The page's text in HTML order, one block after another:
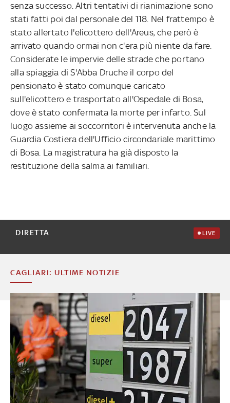
senza successo. Altri tentativi di rianimazione sono
stati fatti poi dal personale del 118. Nel frattempo è
stato allertato l'elicottero dell'Areus, che però è
arrivato quando ormai non c'era più niente da fare.
Considerate le impervie delle strade che portano
alla spiaggia di S'Abba Druche il corpo del
pensionato è stato comunque caricato
sull'elicottero e trasportato all'Ospedale di Bosa,
dove è stato confermata la morte per infarto. Sul
luogo assieme ai soccorritori è intervenuta anche la
Guardia Costiera dell'Ufficio circondariale marittimo
di Bosa. La magistratura ha già disposto la
restituzione della salma ai familiari.
DIRETTA LIVE
CAGLIARI: ULTIME NOTIZIE